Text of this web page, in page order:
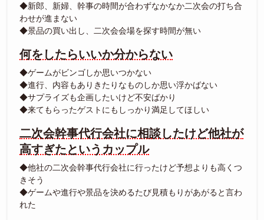
◆新郎、新婦、幹事の時間が合わずなかなか二次会の打ち合
わせが進まない
◆景品の買い出し、二次会会場を探す時間が無い
何をしたらいいか分からない
◆ゲームがビンゴしか思いつかない
◆進行、内容もありきたりなものしか思い浮かばない
◆サプライズも企画したいけど不安ばかり
◆来てもらったゲストにもしっかり満足してほしい
二次会幹事代行会社に相談したけど他社が
高すぎたというカップル
◆他社の二次会幹事代行会社に行ったけど予想よりも高くつ
きそう
◆ゲームや進行や景品を決めるたび見積もりがあがると言わ
れた